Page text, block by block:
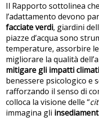
Il Rapporto sottolinea
l’adattamento devono
facciate verdi, giardini
piazze d’acqua sono
temperature, assorbire
migliorare la qualità
mitigare gli impatti
benessere psicologico e
rafforzando il senso di
colloca la visione delle “
immagina gli